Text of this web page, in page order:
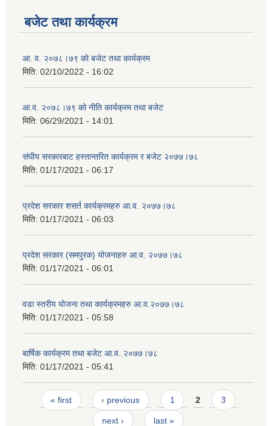
बजेट तथा कार्यक्रम
आ. व. २०७८।७९ को बजेट तथा कार्यक्रम
मिति: 02/10/2022 - 16:02
आ.व. २०७८।७९ को नीति कार्यक्रम तथा बजेट
मिति: 06/29/2021 - 14:01
संघीय सरकारबाट हस्तान्तरित कार्यक्रम र बजेट २०७७।७८
मिति: 01/17/2021 - 06:17
प्रदेश सरकार शसर्त कार्यक्रमहरु आ.व. २०७७।७८
मिति: 01/17/2021 - 06:03
प्रदेश सरकार (समपुरक) योजनाहरु आ.व. २०७७।७८
मिति: 01/17/2021 - 06:01
वडा स्तरीय योजना तथा कार्यक्रमहरु आ.व.२०७७।७८
मिति: 01/17/2021 - 05:58
बार्षिक कार्यक्रम तथा बजेट आ.व..२०७७।७८
मिति: 01/17/2021 - 05:41
Pages
« first ‹ previous 1 2 3
next › last »